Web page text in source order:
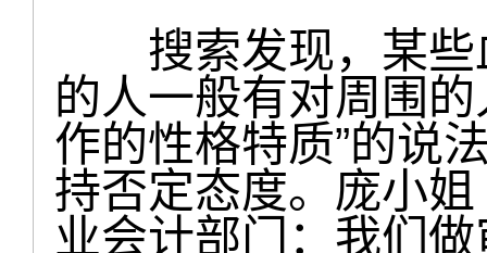
搜索发现，某些
的人一般有对周围
作的性格特质”的说
持否定态度。庞小
业会计部门：我们